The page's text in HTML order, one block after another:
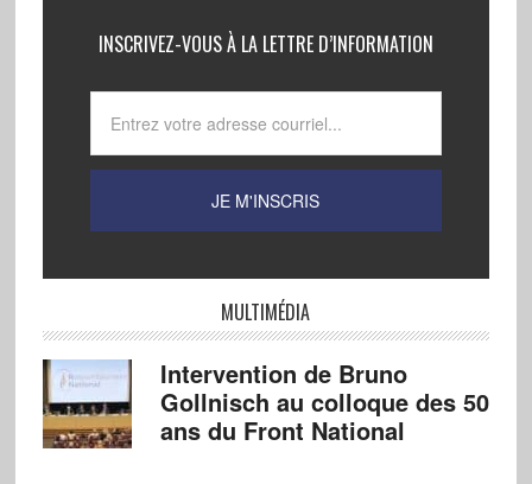
INSCRIVEZ-VOUS À LA LETTRE D’INFORMATION
MULTIMÉDIA
Intervention de Bruno
Gollnisch au colloque des 50
ans du Front National